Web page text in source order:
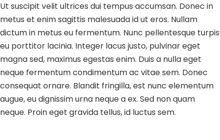
Ut suscipit velit ultrices dui tempus accumsan. Donec in
metus et enim sagittis malesuada id ut eros. Nullam
dictum in metus eu fermentum. Nunc pellentesque turpis
eu porttitor lacinia. Integer lacus justo, pulvinar eget
magna sed, maximus egestas enim. Duis a nulla eget
neque fermentum condimentum ac vitae sem. Donec
consequat ornare. Blandit fringilla, est nunc elementum
augue, eu dignissim urna neque a ex. Sed non quam
neque. Proin eget gravida tellus, id luctus sem.